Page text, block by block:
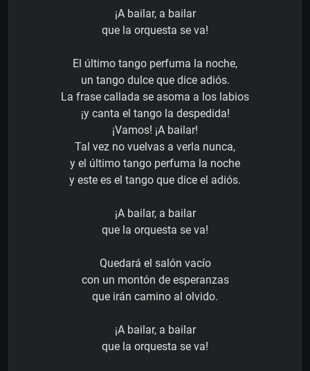
¡A bailar, a bailar
que la orquesta se va!
El último tango perfuma la noche,
un tango dulce que dice adiós.
La frase callada se asoma a los labios
¡y canta el tango la despedida!
¡Vamos! ¡A bailar!
Tal vez no vuelvas a verla nunca,
y el último tango perfuma la noche
y este es el tango que dice el adiós.
¡A bailar, a bailar
que la orquesta se va!
Quedará el salón vacío
con un montón de esperanzas
que irán camino al olvido.
¡A bailar, a bailar
que la orquesta se va!